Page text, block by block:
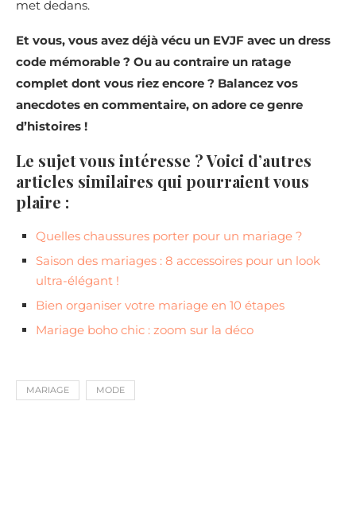
met dedans.
Et vous, vous avez déjà vécu un EVJF avec un dress
code mémorable ? Ou au contraire un ratage
complet dont vous riez encore ? Balancez vos
anecdotes en commentaire, on adore ce genre
d’histoires !
Le sujet vous intéresse ? Voici d’autres
articles similaires qui pourraient vous
plaire :
Quelles chaussures porter pour un mariage ?
Saison des mariages : 8 accessoires pour un look
ultra-élégant !
Bien organiser votre mariage en 10 étapes
Mariage boho chic : zoom sur la déco
MARIAGE MODE